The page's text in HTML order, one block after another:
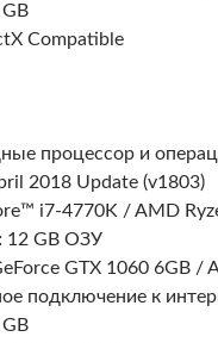
Compatible
процессор и
2018 Update (v1803)
i7-4770K / AMD
12 GB ОЗУ
GTX 1060 6GB /
подключение к